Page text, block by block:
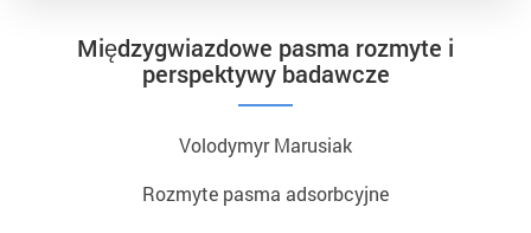
Międzygwiazdowe pasma rozmyte i
perspektywy badawcze
Volodymyr Marusiak
Rozmyte pasma adsorbcyjne